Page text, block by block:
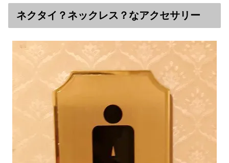
ネクタイ？ネックレス？なアクセサリー